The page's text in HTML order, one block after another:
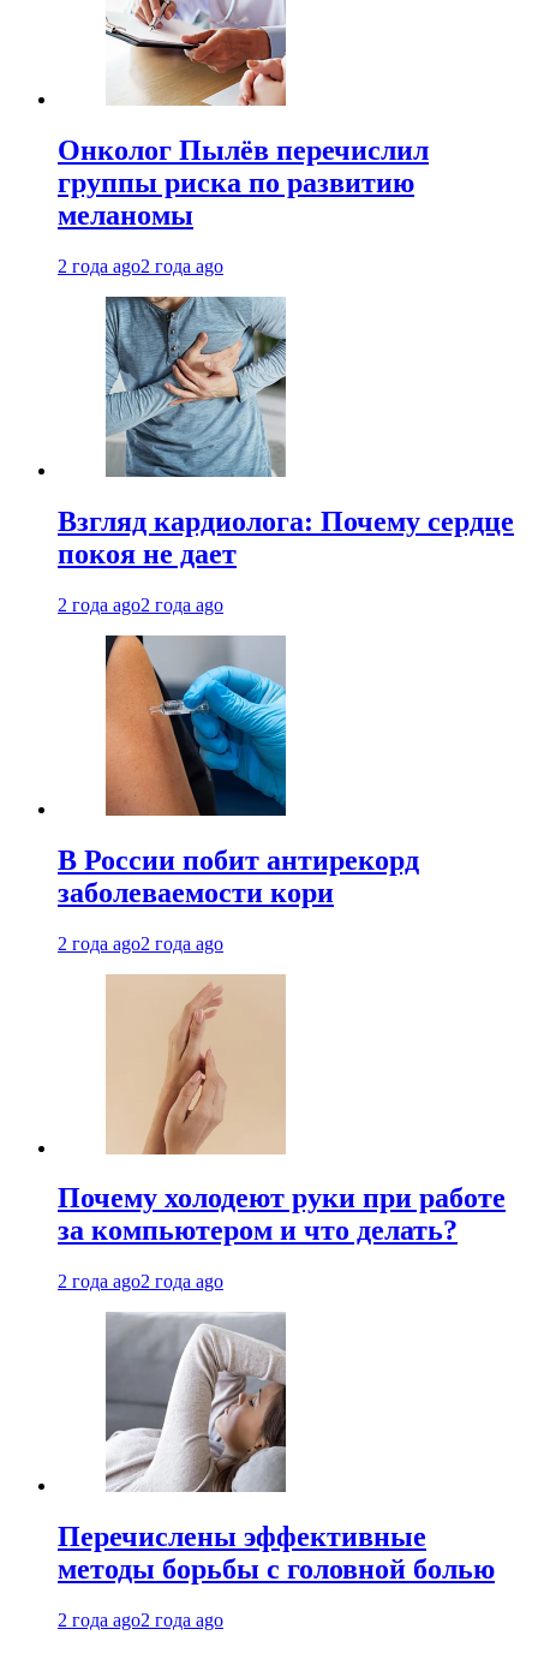
Онколог Пылёв перечислил
группы риска по развитию
меланомы
2 года ago2 года ago
Взгляд кардиолога: Почему сердце
покоя не дает
2 года ago2 года ago
В России побит антирекорд
заболеваемости кори
2 года ago2 года ago
Почему холодеют руки при работе
за компьютером и что делать?
2 года ago2 года ago
Перечислены эффективные
методы борьбы с головной болью
2 года ago2 года ago